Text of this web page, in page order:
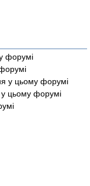
форумі
у цьому форумі
у цьому форумі